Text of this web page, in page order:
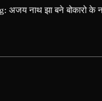
अजय नाथ झा बने बोकारो के